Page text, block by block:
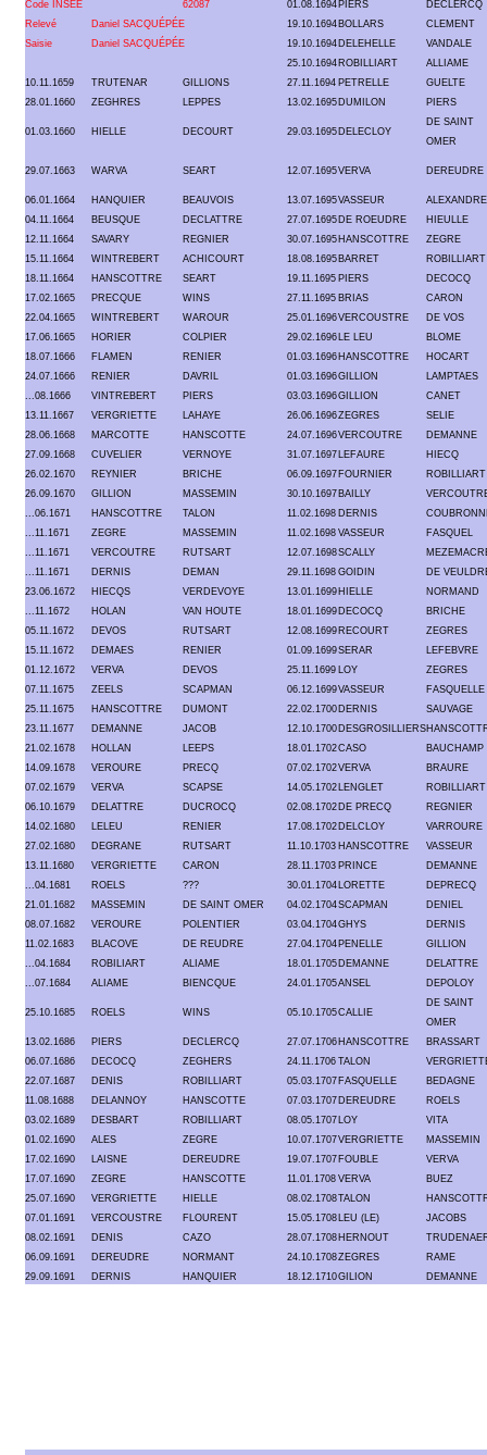
Code INSEE 62087 01.08.1694 PIERS
DECLERCQ
Relevé
Daniel SACQUÉPÉE 19.10.1694 BOLLARS
CLEMENT
Saisie
Daniel SACQUÉPÉE 19.10.1694 DELEHELLE
VANDALE
25.10.1694 ROBILLIART
ALLIAME
10.11.1659
TRUTENAR GILLIONS 27.11.1694 PETRELLE
GUELTE
28.01.1660
ZEGHRES LEPPES 13.02.1695 DUMILON PIERS
01.03.1660 HIELLE DECOURT 29.03.1695 DELECLOY
DE SAINT
OMER
29.07.1663 WARVA SEART 12.07.1695VERVA DEREUDRE
06.01.1664 HANQUIER BEAUVOIS 13.07.1695VASSEUR
ALEXANDRE
04.11.1664
BEUSQUE DECLATTRE 27.07.1695 DE ROEUDRE
HIEULLE
12.11.1664
SAVARY REGNIER 30.07.1695 HANSCOTTRE
ZEGRE
15.11.1664
WINTREBERT ACHICOURT 18.08.1695 BARRET
ROBILLIART
18.11.1664
HANSCOTTRE SEART 19.11.1695 PIERS
DECOCQ
17.02.1665
PRECQUE WINS 27.11.1695 BRIAS
CARON
22.04.1665
WINTREBERT WAROUR 25.01.1696VERCOUSTRE
DE VOS
17.06.1665
HORIER COLPIER 29.02.1696 LE LEU
BLOME
18.07.1666
FLAMEN RENIER 01.03.1696 HANSCOTTRE
HOCART
24.07.1666
RENIER DAVRIL 01.03.1696GILLION
LAMPTAES
...08.1666
VINTREBERT PIERS 03.03.1696GILLION
CANET
13.11.1667
VERGRIETTE LAHAYE 26.06.1696ZEGRES
SELIE
28.06.1668
MARCOTTE HANSCOTTE 24.07.1696VERCOUTRE
DEMANNE
27.09.1668
CUVELIER VERNOYE 31.07.1697 LEFAURE
HIECQ
26.02.1670
REYNIER BRICHE 06.09.1697 FOURNIER
ROBILLIART
26.09.1670
GILLION MASSEMIN 30.10.1697 BAILLY
...06.1671
HANSCOTTRE TALON 11.02.1698 DERNIS
...11.1671
ZEGRE MASSEMIN 11.02.1698 VASSEUR
FASQUEL
...11.1671
VERCOUTRE RUTSART 12.07.1698SCALLY
...11.1671
DERNIS DEMAN 29.11.1698 GOIDIN
DE
23.06.1672
HIECQS VERDEVOYE 13.01.1699 HIELLE
NORMAND
...11.1672
HOLAN VAN HOUTE 18.01.1699 DECOCQ
BRICHE
05.11.1672
DEVOS RUTSART 12.08.1699 RECOURT
ZEGRES
15.11.1672
DEMAES RENIER 01.09.1699SERAR
LEFEBVRE
01.12.1672
VERVA DEVOS 25.11.1699 LOY
ZEGRES
07.11.1675
ZEELS SCAPMAN 06.12.1699VASSEUR
FASQUELLE
25.11.1675
HANSCOTTRE DUMONT 22.02.1700 DERNIS
SAUVAGE
23.11.1677
DEMANNE JACOB 12.10.1700 DESGROSILLIERS
21.02.1678
HOLLAN LEEPS 18.01.1702CASO
BAUCHAMP
14.09.1678
VEROURE PRECQ 07.02.1702VERVA
BRAURE
07.02.1679
VERVA SCAPSE 14.05.1702 LENGLET
ROBILLIART
06.10.1679
DELATTRE DUCROCQ 02.08.1702 DE PRECQ
REGNIER
14.02.1680
LELEU RENIER 17.08.1702 DELCLOY
VARROURE
27.02.1680
DEGRANE RUTSART 11.10.1703 HANSCOTTRE
VASSEUR
13.11.1680
VERGRIETTE CARON 28.11.1703 PRINCE
DEMANNE
...04.1681
ROELS ??? 30.01.1704 LORETTE
DEPRECQ
21.01.1682
MASSEMIN DE SAINT OMER 04.02.1704SCAPMAN
DENIEL
08.07.1682
VEROURE POLENTIER 03.04.1704GHYS
DERNIS
11.02.1683
BLACOVE DE REUDRE 27.04.1704 PENELLE
GILLION
...04.1684
ROBILIART ALIAME 18.01.1705 DEMANNE
DELATTRE
...07.1684
ALIAME BIENCQUE 24.01.1705ANSEL DEPOLOY
25.10.1685 ROELS WINS 05.10.1705CALLIE
DE SAINT
OMER
13.02.1686
PIERS DECLERCQ 27.07.1706 HANSCOTTRE
BRASSART
06.07.1686
DECOCQ ZEGHERS 24.11.1706 TALON
22.07.1687
DENIS ROBILLIART 05.03.1707 FASQUELLE
BEDAGNE
11.08.1688
DELANNOY HANSCOTTE 07.03.1707 DEREUDRE
ROELS
03.02.1689
DESBART ROBILLIART 08.05.1707 LOY
VITA
01.02.1690
ALES ZEGRE 10.07.1707VERGRIETTE
MASSEMIN
17.02.1690
LAISNE DEREUDRE 19.07.1707 FOUBLE
VERVA
17.07.1690
ZEGRE HANSCOTTE 11.01.1708 VERVA
BUEZ
25.07.1690
VERGRIETTE HIELLE 08.02.1708TALON
07.01.1691
VERCOUSTRE FLOURENT 15.05.1708 LEU (LE)
JACOBS
08.02.1691
DENIS CAZO 28.07.1708 HERNOUT
06.09.1691
DEREUDRE NORMANT 24.10.1708ZEGRES
RAME
29.09.1691
DERNIS HANQUIER 18.12.1710GILION DEMANNE